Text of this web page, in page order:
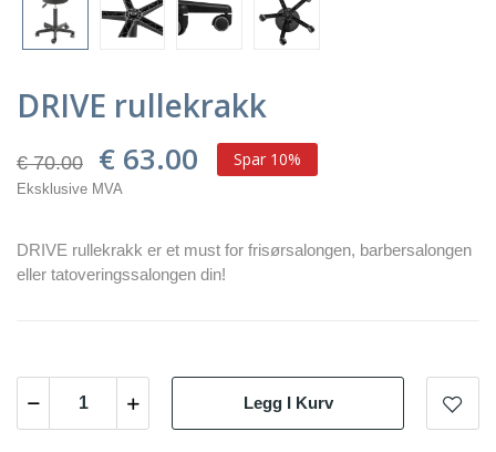
DRIVE rullekrakk
€ 70.00 € 63.00 Spar 10%
Eksklusive MVA
DRIVE rullekrakk er et must for frisørsalongen, barbersalongen
eller tatoveringssalongen din!
Legg I Kurv